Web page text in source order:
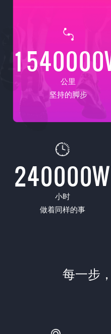
1540000
公里
坚持的脚步
240000W
小时
做着同样的事
每一步